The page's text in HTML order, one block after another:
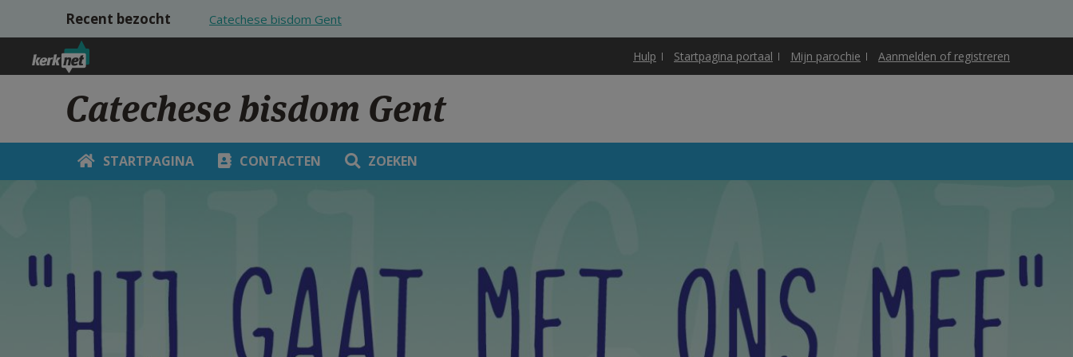
Overslaan en naar de inhoud gaan
Recent bezocht Catechese bisdom Gent
Hulp Startpagina portaal Mijn parochie Aanmelden of registreren
Catechese bisdom Gent
STARTPAGINA CONTACTEN ZOEKEN